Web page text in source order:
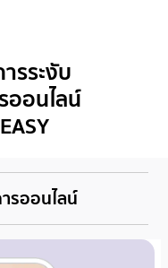
รระงับ
ออนไลน์
รออนไลน์